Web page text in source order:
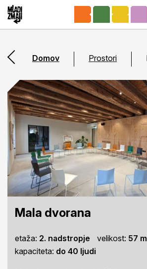
Pojdi en nivo višje
Domov Prostori
Mala dvorana
etaža: 2. nadstropje velikost: 57 m
kapaciteta: do 40 ljudi